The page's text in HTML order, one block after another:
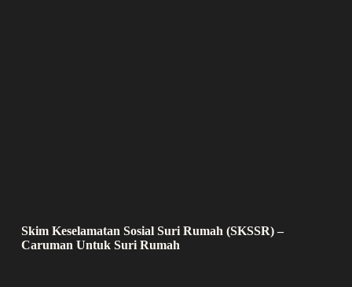
Skim Keselamatan Sosial Suri Rumah (SKSSR) –
Caruman Untuk Suri Rumah